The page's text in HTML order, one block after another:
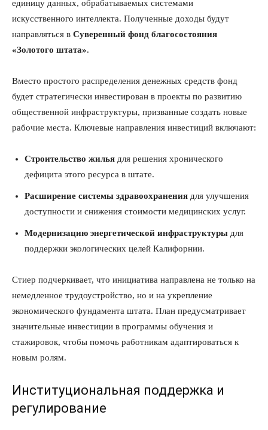
единицу данных, обрабатываемых системами
искусственного интеллекта. Полученные доходы будут
направляться в Суверенный фонд благосостояния
«Золотого штата».
Вместо простого распределения денежных средств фонд
будет стратегически инвестирован в проекты по развитию
общественной инфраструктуры, призванные создать новые
рабочие места. Ключевые направления инвестиций включают:
Строительство жилья для решения хронического
дефицита этого ресурса в штате.
Расширение системы здравоохранения для улучшения
доступности и снижения стоимости медицинских услуг.
Модернизацию энергетической инфраструктуры для
поддержки экологических целей Калифорнии.
Стиер подчеркивает, что инициатива направлена не только на
немедленное трудоустройство, но и на укрепление
экономического фундамента штата. План предусматривает
значительные инвестиции в программы обучения и
стажировок, чтобы помочь работникам адаптироваться к
новым ролям.
Институциональная поддержка и
регулирование